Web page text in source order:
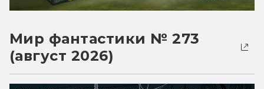
Мир фантастики № 273
(август 2026)